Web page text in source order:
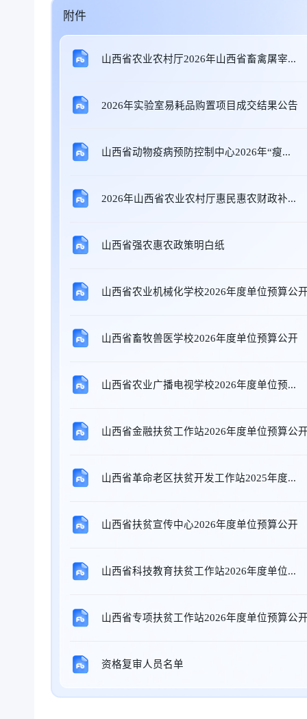
附件
山西省农业农村厅2026年山西省畜禽屠宰...
2026年实验室易耗品购置项目成交结果公告
山西省动物疫病预防控制中心2026年“瘦...
2026年山西省农业农村厅惠民惠农财政补...
山西省强农惠农政策明白纸
山西省农业机械化学校2026年度单位预算公
山西省畜牧兽医学校2026年度单位预算公开
山西省农业广播电视学校2026年度单位预...
山西省金融扶贫工作站2026年度单位预算公
山西省革命老区扶贫开发工作站2025年度...
山西省扶贫宣传中心2026年度单位预算公开
山西省科技教育扶贫工作站2026年度单位...
山西省专项扶贫工作站2026年度单位预算公
资格复审人员名单